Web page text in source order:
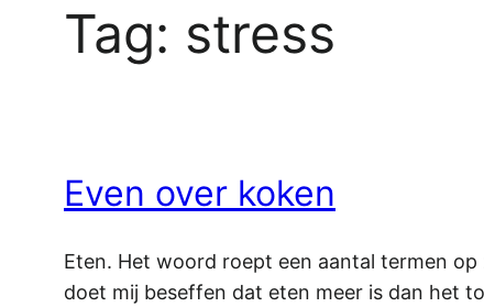
Tag: stress
Even over koken
Eten. Het woord roept een aantal termen
doet mij beseffen dat eten meer is dan het